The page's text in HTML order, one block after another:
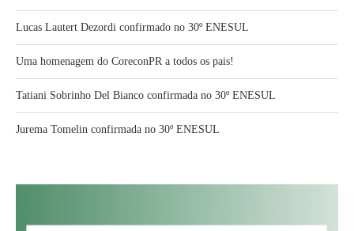
Lucas Lautert Dezordi confirmado no 30º ENESUL
Uma homenagem do CoreconPR a todos os pais!
Tatiani Sobrinho Del Bianco confirmada no 30º ENESUL
Jurema Tomelin confirmada no 30º ENESUL